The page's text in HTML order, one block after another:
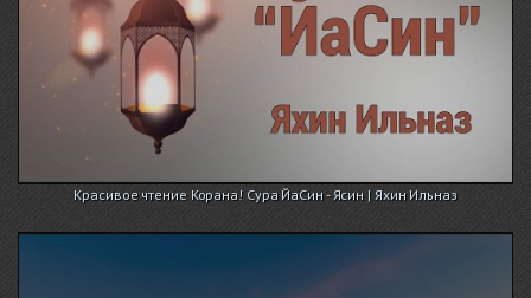
Красивое чтение Корана! Сура ЙаСин - Ясин | Яхин Ильназ